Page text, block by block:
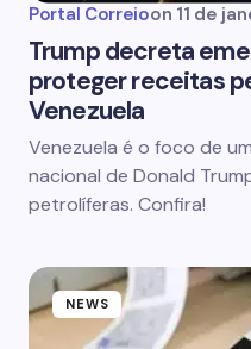
Portal Correioon 11 de
Trump decreta
proteger receitas
Venezuela
Venezuela é o foco de
nacional de Donald
petrolíferas. Confira!
NEWS